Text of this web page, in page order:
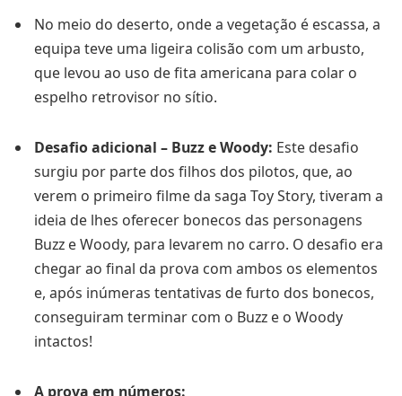
No meio do deserto, onde a vegetação é escassa, a
equipa teve uma ligeira colisão com um arbusto,
que levou ao uso de fita americana para colar o
espelho retrovisor no sítio.
Desafio adicional – Buzz e Woody: Este desafio
surgiu por parte dos filhos dos pilotos, que, ao
verem o primeiro filme da saga Toy Story, tiveram a
ideia de lhes oferecer bonecos das personagens
Buzz e Woody, para levarem no carro. O desafio era
chegar ao final da prova com ambos os elementos
e, após inúmeras tentativas de furto dos bonecos,
conseguiram terminar com o Buzz e o Woody
intactos!
A prova em números: